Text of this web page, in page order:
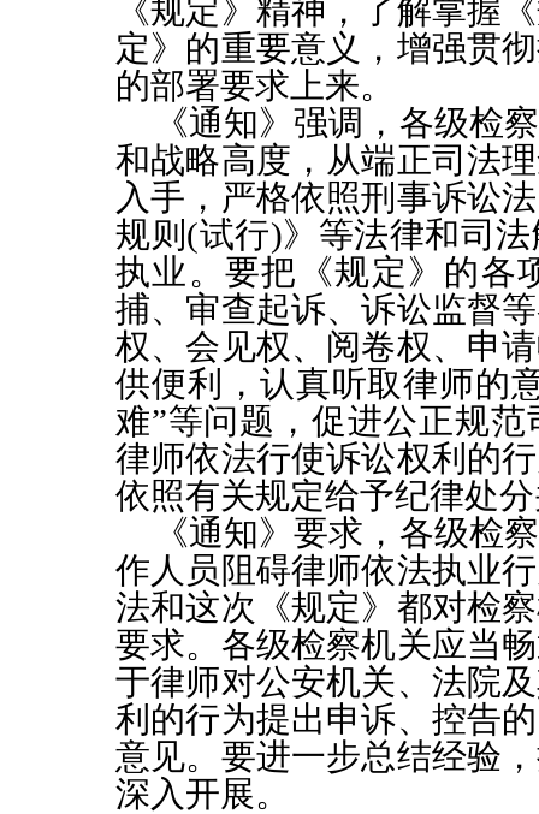
《规定》精神，了解掌握
定》的重要意义，增强贯
的部署要求上来。
《通知》强调，各级检
和战略高度，从端正司法
入手，严格依照刑事诉讼
规则 (试行)》等法律和司
执业。要把《规定》的各
捕、审查起诉、诉讼监督
权、会见权、阅卷权、申
供便利，认真听取律师的
难”等问题，促进公正规
律师依法行使诉讼权利的
依照有关规定给予纪律处
《通知》要求，各级检
作人员阻碍律师依法执业
法和这次《规定》都对检
要求。各级检察机关应当
于律师对公安机关、法院
利的行为提出申诉、控告
意见。要进一步总结经验
深入开展。